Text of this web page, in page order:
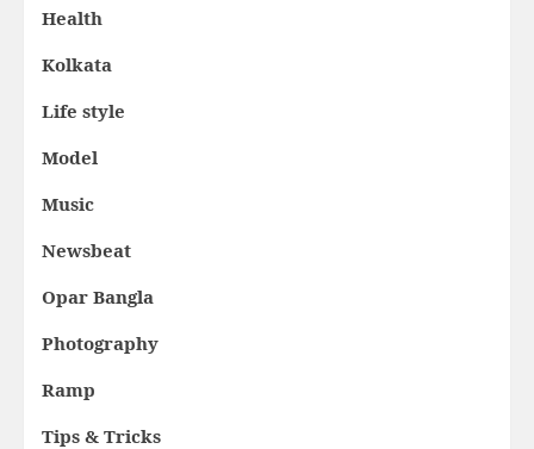
Health
Kolkata
Life style
Model
Music
Newsbeat
Opar Bangla
Photography
Ramp
Tips & Tricks